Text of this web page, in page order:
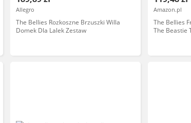
Allegro
The Bellies Rozkoszne Brzuszki Willa
Domek Dla Lalek Zestaw
Amazon.pl
The Bellies
The Beastie